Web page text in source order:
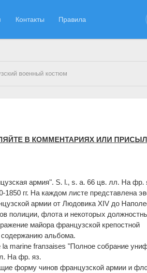
Контакты Правила
военный костюм
В КОММЕНТАРИЯХ ИЛИ
армия". S. l., s. a. 66 цв. лл. На фр.
гг. На каждом листе представлена
армии от Людовика XIV до
полиции, флота и некоторых
майора французской крепостной
альбома.
marine franзaises "Полное собрание
На фр. яз.
форму чинов французской армии и